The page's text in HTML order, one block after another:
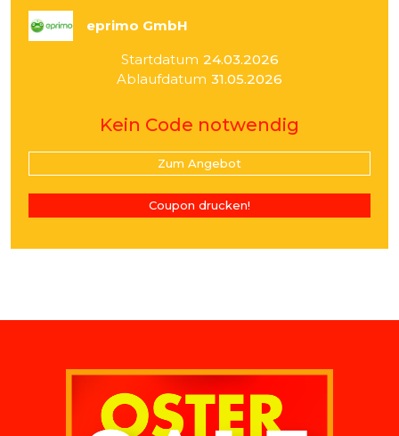
eprimo GmbH
Startdatum 24.03.2026
Ablaufdatum 31.05.2026
Kein Code notwendig
Zum Angebot
Coupon drucken!